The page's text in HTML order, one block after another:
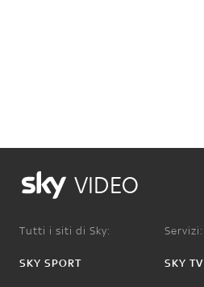
VIDEO
Tutti i siti di Sky:
SKY SPORT
Servizi:
SKY TV